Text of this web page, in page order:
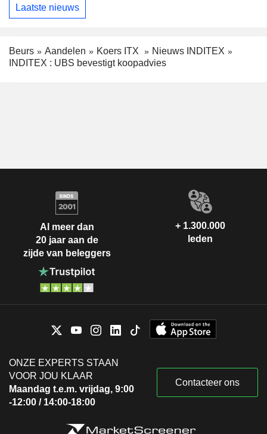
Laatste nieuws
Beurs Aandelen Koers ITX
Nieuws INDITEX
INDITEX : UBS bevestigt koopadvies
Al meer dan
20 jaar aan de
zijde van beleggers
+ 1.300.000
leden
ONZE EXPERTS STAAN
VOOR JOU KLAAR
Maandag t.e.m. vrijdag, 9:00
-12:00 / 14:00-18:00
Contacteer ons